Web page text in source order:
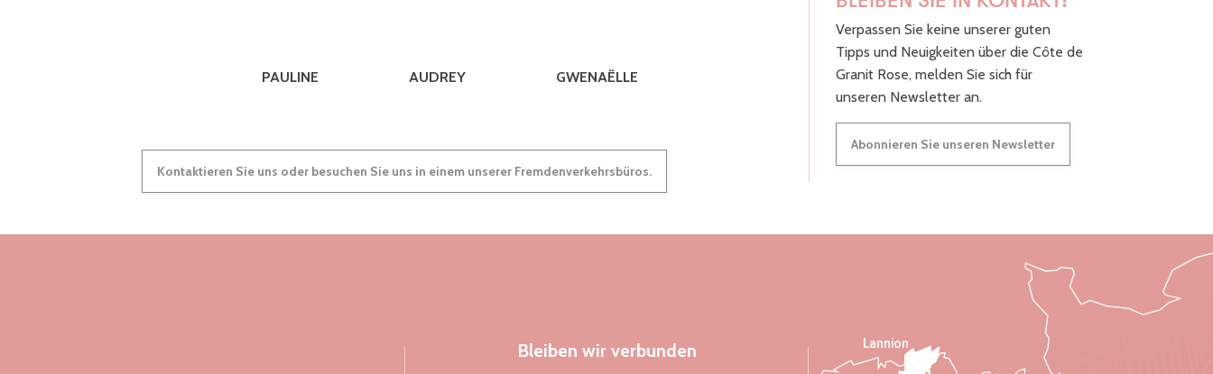
PAULINE AUDREY GWENAËLLE
Kontaktieren Sie uns oder besuchen Sie uns in einem unserer Fremdenverkehrsbüros.
Verpassen Sie keine unserer guten
Tipps und Neuigkeiten über die Côte de
Granit Rose, melden Sie sich für
unseren Newsletter an.
Abonnieren Sie unseren Newsletter
Bleiben wir verbunden Lannion